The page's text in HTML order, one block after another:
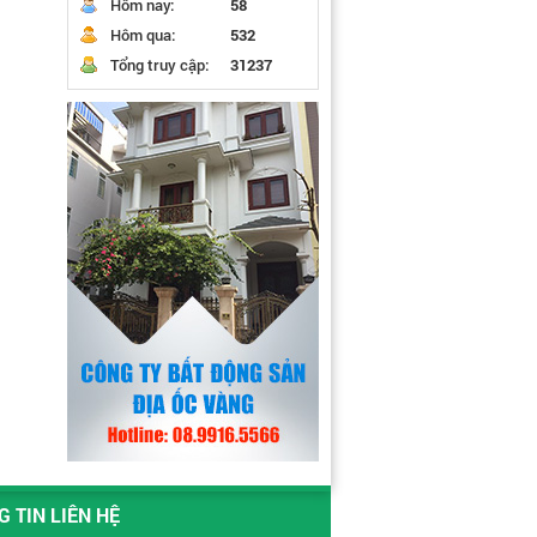
Hôm nay:
58
Hôm qua:
532
Tổng truy cập:
31237
TIN LIÊN HỆ